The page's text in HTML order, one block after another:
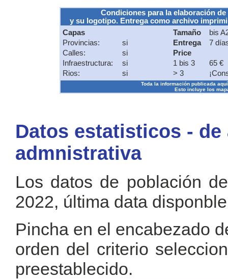
Condiciones para la elaboración
y su logotipo. Entrega como archivo
Capas
Provincias:
si
Calles:
si
Infraestructura:
si
Rios:
si
Tamaño
bis
Entrega
7
Price
1 bis 3
65 €
> 3
Toda la información publicada
Esto incluye los
Datos estatisticos -
admnistrativa
Los datos de población
2022, última data
Pincha en el encabezado
orden del criterio
preestablecido.